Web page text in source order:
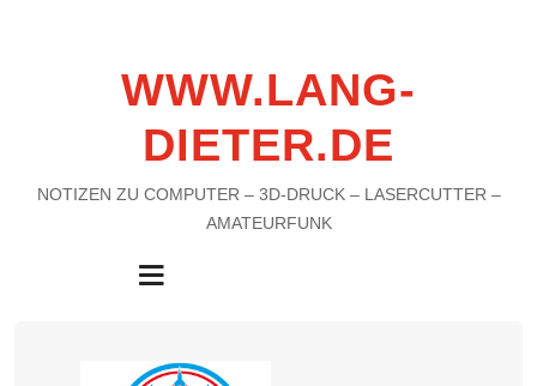
WWW.LANG-
DIETER.DE
NOTIZEN ZU COMPUTER – 3D-DRUCK – LASERCUTTER –
AMATEURFUNK
MENU